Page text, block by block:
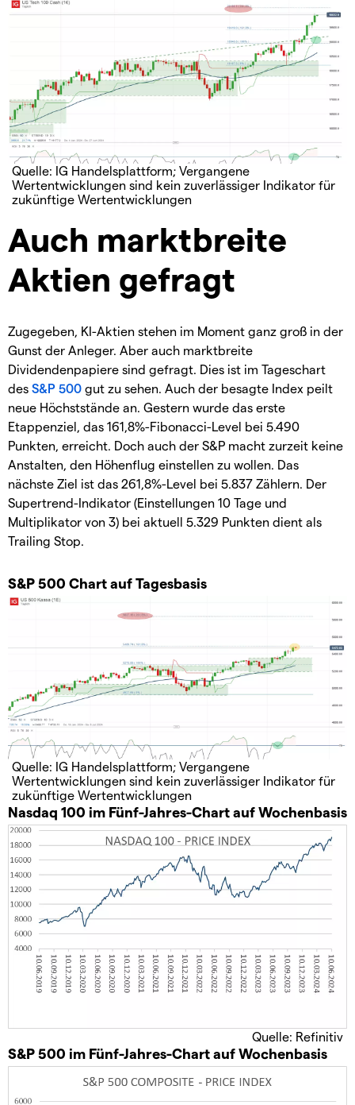
Quelle: IG Handelsplattform; Vergangene
Wertentwicklungen sind kein zuverlässiger Indikator für
zukünftige Wertentwicklungen
Auch marktbreite
Aktien gefragt
Zugegeben, KI-Aktien stehen im Moment ganz groß in der
Gunst der Anleger. Aber auch marktbreite
Dividendenpapiere sind gefragt. Dies ist im Tageschart
des S&P 500 gut zu sehen. Auch der besagte Index peilt
neue Höchststände an. Gestern wurde das erste
Etappenziel, das 161,8%-Fibonacci-Level bei 5.490
Punkten, erreicht. Doch auch der S&P macht zurzeit keine
Anstalten, den Höhenflug einstellen zu wollen. Das
nächste Ziel ist das 261,8%-Level bei 5.837 Zählern. Der
Supertrend-Indikator (Einstellungen 10 Tage und
Multiplikator von 3) bei aktuell 5.329 Punkten dient als
Trailing Stop.
S&P 500 Chart auf Tagesbasis
Quelle: IG Handelsplattform; Vergangene
Wertentwicklungen sind kein zuverlässiger Indikator für
zukünftige Wertentwicklungen
Nasdaq 100 im Fünf-Jahres-Chart auf Wochenbasis
Quelle: Refinitiv
S&P 500 im Fünf-Jahres-Chart auf Wochenbasis